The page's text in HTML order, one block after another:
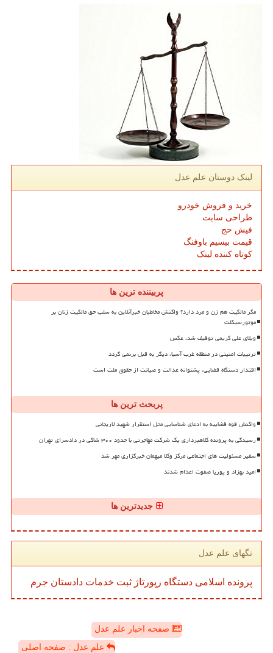
لینک دوستان علم عدل
خرید و فروش خودرو
طراحی سایت
فیش حج
قیمت بیسیم باوفنگ
کوتاه کننده لینک
پربیننده ترین ها
مگر مالکیت هم زن و مرد دارد؟ واکنش مخاطبان خبرآنلاین به سلب حق مالکیت زنان بر
موتورسیکلت
ویلای علی کریمی توقیف شد، عکس
ترتیبات امنیتی در منطقه غرب آسیا، دیگر به قبل برنمی گردد
اقتدار دستگاه قضایی، پشتوانه عدالت و صیانت از حقوق ملت است
پربحث ترین ها
واکنش قوه قضاییه به ادعای شناسایی محل استقرار شهید لاریجانی
رسیدگی به پرونده کلاهبرداری یک شرکت مهاجرتی با حدود ۳۰۰ شاکی در دادسرای تهران
سفیر مسئولیت های اجتماعی مرکز وکلا میهمان خبرگزاری مهر شد
امید بهزاد و پوریا صفوت اعدام شدند
جدیدترین ها
تگهای علم عدل
پرونده اسلامی دستگاه رپورتاژ ثبت خدمات دادستان جرم
صفحه اخبار علم عدل
علم عدل : صفحه اصلی